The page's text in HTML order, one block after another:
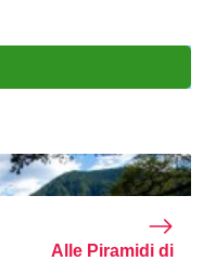
Alle Piramidi di